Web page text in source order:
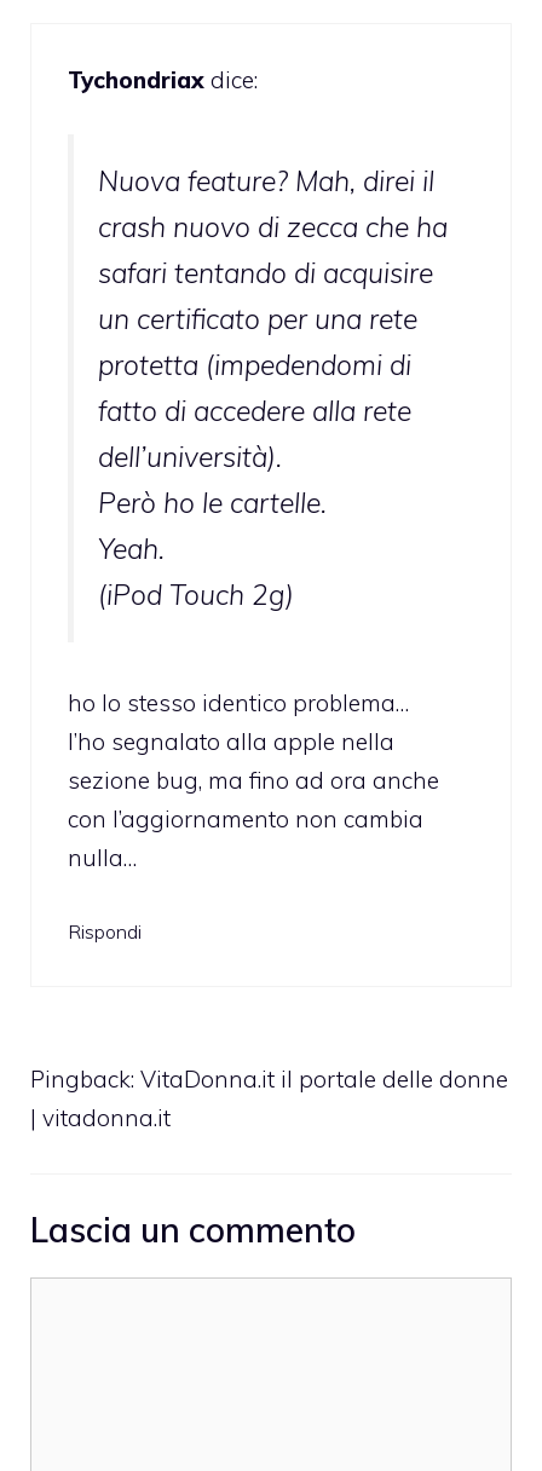
Tychondriax dice:
Nuova feature? Mah, direi il
crash nuovo di zecca che ha
safari tentando di acquisire
un certificato per una rete
protetta (impedendomi di
fatto di accedere alla rete
dell’università).
Però ho le cartelle.
Yeah.
(iPod Touch 2g)
ho lo stesso identico problema…
l’ho segnalato alla apple nella
sezione bug, ma fino ad ora anche
con l’aggiornamento non cambia
nulla…
Rispondi
Pingback: VitaDonna.it il portale delle donne
| vitadonna.it
Lascia un commento